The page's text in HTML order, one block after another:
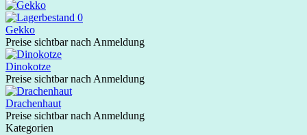
Gekko
Preise sichtbar nach Anmeldung
Dinokotze
Preise sichtbar nach Anmeldung
Drachenhaut
Preise sichtbar nach Anmeldung
Kategorien